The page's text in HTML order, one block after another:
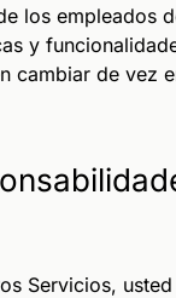
los empleados
y
cambiar de vez
Servicios,